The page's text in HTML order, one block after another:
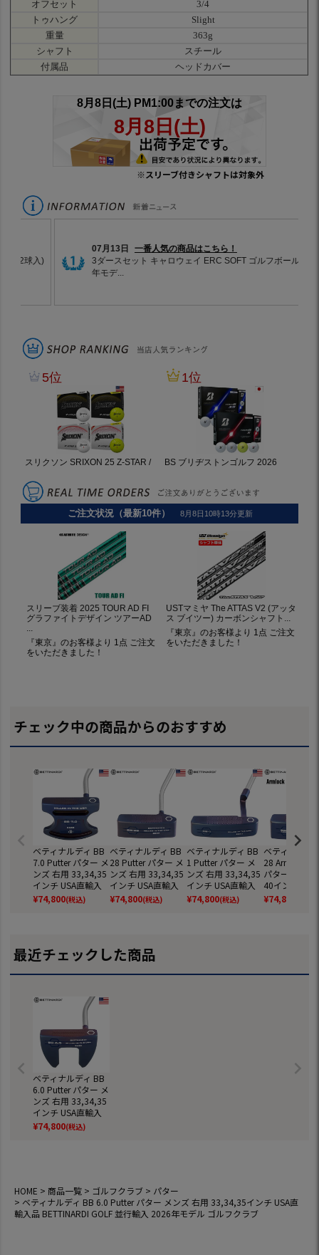
オフセット
3/4
トゥハング
Slight
重量
363g
シャフト
スチール
付属品
ヘッドカバー
※スリーブ付きシャフトは対象外
チェック中の商品からのおすすめ
ベティナルディ BB
7.0 Putter パター メ
ンズ 右用 33,34,35
インチ USA直輸入
品 BETTINARDI GO
LF 並行輸入 2026年
¥74,800(税込)
ベティナルディ BB
28 Putter パター メ
ンズ 右用 33,34,35
インチ USA直輸入
品 BETTINARDI GO
LF 並行輸入 2026年
¥74,800(税込)
ベティナルディ BB
1 Putter パター メ
ンズ 右用 33,34,35
インチ USA直輸入
品 BETTINARDI GO
LF 並行輸入 2026年
¥74,800(税込)
ベティナルデ
28 Armlock
パター メンズ
40インチ 中尺
直輸入品
DI GOLF 並行
¥74,800
最近チェックした商品
ベティナルディ BB
6.0 Putter パター メ
ンズ 右用 33,34,35
インチ USA直輸入
品 BETTINARDI GO
LF 並行輸入 2026年
¥74,800(税込)
HOME 商品一覧 ゴルフクラブ
パター
ベティナルディ BB 6.0 Putter パター メンズ 右用 33,34,35インチ USA直
輸入品 BETTINARDI GOLF 並行輸入 2026年モデル ゴルフクラブ